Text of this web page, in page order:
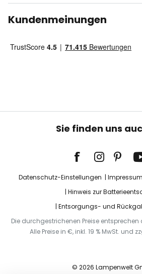
Kundenmeinungen
Sie finden uns
Datenschutz-Einstellungen Impressum
Hinweis zur
Entsorgungs- und
Die durchgestrichenen Preise entsprechen
Alle Preise in €, inkl. 19 % MwSt. und
© 2026 Lampenwelt